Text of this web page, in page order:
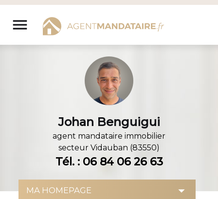
Aller
contenu
menu
Johan Benguigui
agent mandataire immobilier
secteur Vidauban (83550)
Tél. : 06 84 06 26 63